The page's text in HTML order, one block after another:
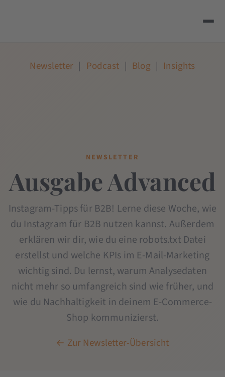
Newsletter | Podcast | Blog | Insights
NEWSLETTER
Ausgabe Advanced
Instagram-Tipps für B2B! Lerne diese Woche, wie
du Instagram für B2B nutzen kannst. Außerdem
erklären wir dir, wie du eine robots.txt Datei
erstellst und welche KPIs im E-Mail-Marketing
wichtig sind. Du lernst, warum Analysedaten
nicht mehr so umfangreich sind wie früher, und
wie du Nachhaltigkeit in deinem E-Commerce-
Shop kommunizierst.
← Zur Newsletter-Übersicht